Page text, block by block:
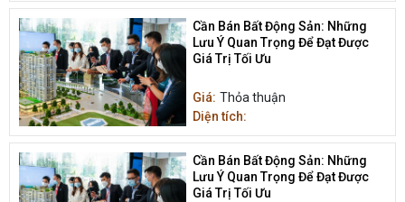
Cần Bán Bất Động Sản: Những
Lưu Ý Quan Trọng Để Đạt Được
Giá Trị Tối Ưu
Giá: Thỏa thuận
Diện tích:
Cần Bán Bất Động Sản: Những
Lưu Ý Quan Trọng Để Đạt Được
Giá Trị Tối Ưu